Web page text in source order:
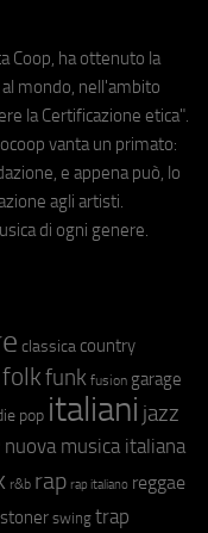
Coop, ha ottenuto la
mondo, nell'ambito
la Certificazione etica".
vanta un primato:
e appena può, lo
agli artisti.
di ogni genere.
classica country
folkfunk fusion garage
pop italiani jazz
nuova musica italiana
r&b rap rap italiano reggae
stoner swing trap